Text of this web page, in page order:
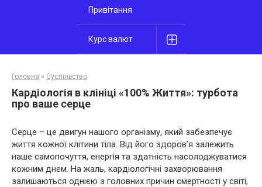
Привітання
Курс валют
Головна » Суспільство
Кардіологія в клініці «100% Життя»: турбота
про ваше серце
Серце – це двигун нашого організму, який забезпечує
життя кожної клітини тіла. Від його здоров’я залежить
наше самопочуття, енергія та здатність насолоджуватися
кожним днем. На жаль, кардіологічні захворювання
залишаються однією з головних причин смертності у світі,